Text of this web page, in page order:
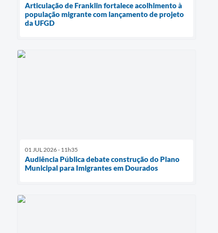
Articulação de Franklin fortalece acolhimento à
população migrante com lançamento de projeto
da UFGD
01 JUL 2026 - 11h35
Audiência Pública debate construção do Plano
Municipal para Imigrantes em Dourados